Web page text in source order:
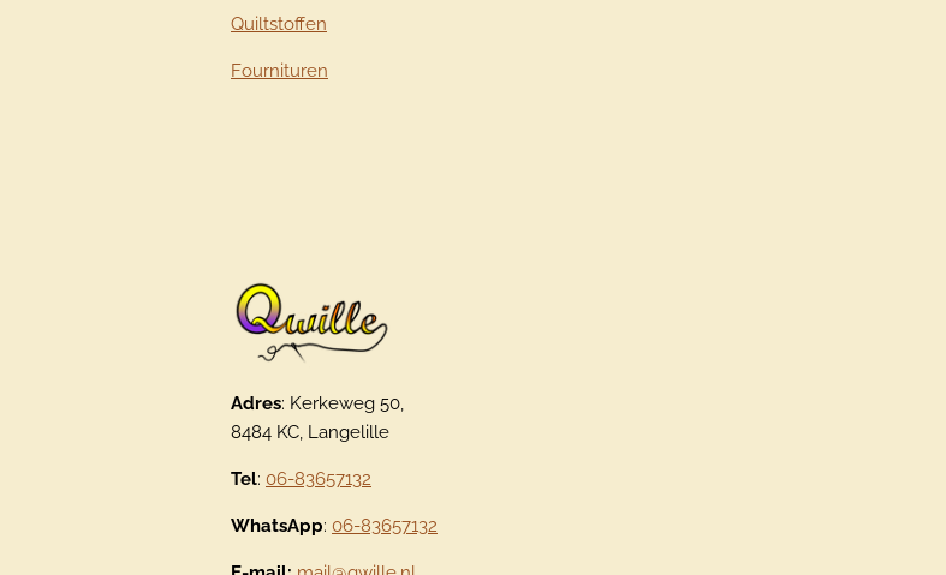
Quiltstoffen
Fournituren
Adres: Kerkeweg 50,
8484 KC, Langelille
Tel: 06-83657132
WhatsApp: 06-83657132